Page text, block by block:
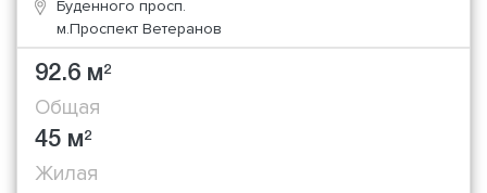
Буденного просп.
м.Проспект Ветеранов
92.6 м2
Общая
45 м2
Жилая